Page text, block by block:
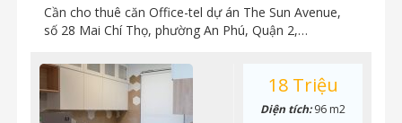
Cần cho thuê căn Office-tel dự án The Sun Avenue,
số 28 Mai Chí Thọ, phường An Phú, Quận 2,…
18 Triệu
Diện tích:96 m2